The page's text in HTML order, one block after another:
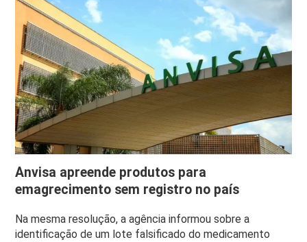
Anvisa apreende produtos para
emagrecimento sem registro no país
Na mesma resolução, a agência informou sobre a
identificação de um lote falsificado do medicamento